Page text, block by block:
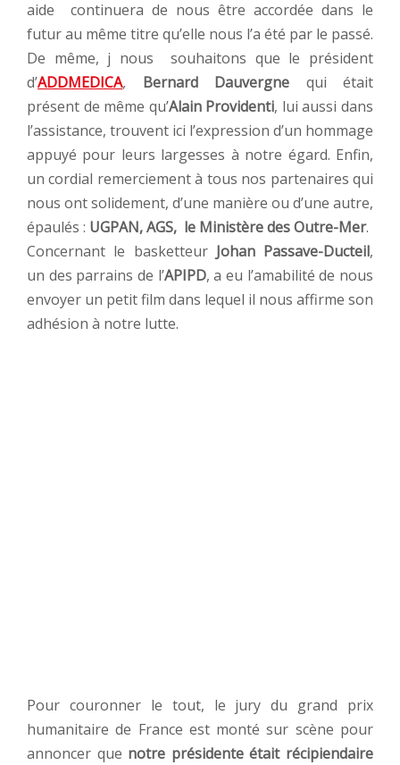
aide continuera de nous être accordée dans le
futur au même titre qu’elle nous l’a été par le passé.
De même, j nous souhaitons que le président
d’ADDMEDICA, Bernard Dauvergne qui était
présent de même qu’Alain Providenti, lui aussi dans
l’assistance, trouvent ici l’expression d’un hommage
appuyé pour leurs largesses à notre égard. Enfin,
un cordial remerciement à tous nos partenaires qui
nous ont solidement, d’une manière ou d’une autre,
épaulés : UGPAN, AGS, le Ministèredes Outre-Mer.
Concernant le basketteur Johan Passave-Ducteil,
un des parrains de l’APIPD, a eu l’amabilité de nous
envoyer un petit film dans lequel il nous affirme son
adhésion à notre lutte.
Pour couronner le tout, le jury du grand prix
humanitaire de France est monté sur scène pour
annoncer que notre présidente était récipiendaire